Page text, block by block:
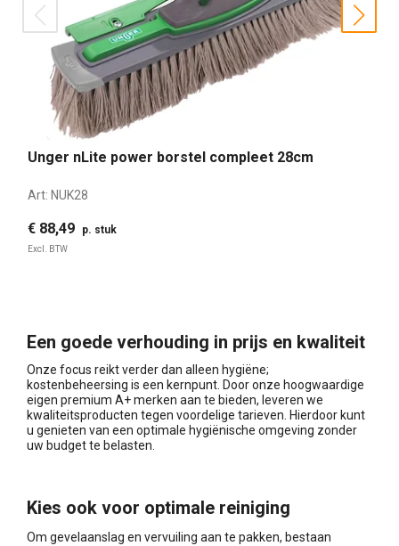
Unger nLite power borstel compleet 28cm
Art: NUK28
€ 88,49 p. stuk
Excl. BTW
prev next
Een goede verhouding in prijs en kwaliteit
Onze focus reikt verder dan alleen hygiëne;
kostenbeheersing is een kernpunt. Door onze hoogwaardige
eigen premium A+ merken aan te bieden, leveren we
kwaliteitsproducten tegen voordelige tarieven. Hierdoor kunt
u genieten van een optimale hygiënische omgeving zonder
uw budget te belasten.
Kies ook voor optimale reiniging
Om gevelaanslag en vervuiling aan te pakken, bestaan